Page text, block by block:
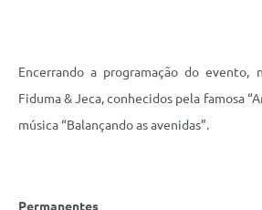
Encerrando a programação do evento,
Fiduma & Jeca, conhecidos pela famosa
música “Balançando as avenidas”.
Permanentes